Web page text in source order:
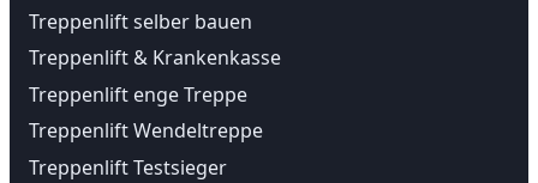
Treppenlift selber bauen
Treppenlift & Krankenkasse
Treppenlift enge Treppe
Treppenlift Wendeltreppe
Treppenlift Testsieger